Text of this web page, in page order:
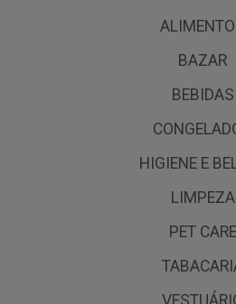
BAZAR
BEBIDAS
HIGIENE E
LIMPEZA
PET CARE